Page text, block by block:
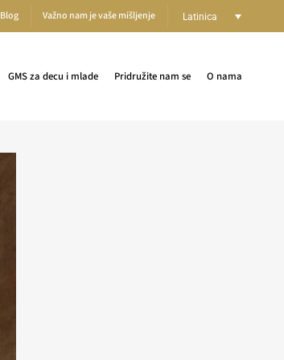
Blog Važno nam je vaše mišljenje Latinica
GMS za decu i mlade Pridružite nam se O nama